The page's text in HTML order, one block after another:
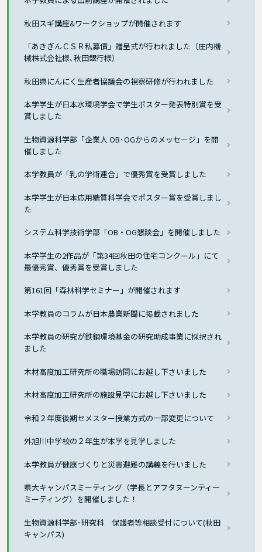
秋田スギ講座&ワークショップが開催されます
「あきぎんＣＳＲ私募債」贈呈式が行われました（庄内機
械株式会社様､秋田銀行様）
秋田県にんにく生産者協議会の視察研修が行われました
本学学生が日本水環境学会で学生ポスター発表特別賞を受
賞しました
生物資源科学部「企業人 OB･OGからのメッセージ」を開
催しました
本学教員が「乳の学術連合」で優秀賞を受賞しました
本学学生が日本応用糖質科学会でポスター賞を受賞しまし
た
システム科学技術学部「OB・OG懇談会」を開催しました
本学学生の2作品が「第34回秋田の住宅コンクール」にて
最優秀賞、優秀賞を受賞しました
第161回「森林科学セミナー」が開催されます
本学教員のコラムが日本農業新聞に掲載されました
本学教員の研究が鉄鋼環境基金の研究助成事業に採択され
ました
木材高度加工研究所の職場訪問にお越し下さいました
木材高度加工研究所の施設見学にお越し下さいました
令和２年度後期セメスター授業方式の一部変更について
外旭川中学校の２年生が本学を見学しました
本学教員が健康づくりと災害避難の講義を行いました
県大キャンパスミーティング（学長とアフタヌーンティー
ミーティング）を開催しました！
生物資源科学部･研究科 保護者等相談受付について(秋田
キャンパス)